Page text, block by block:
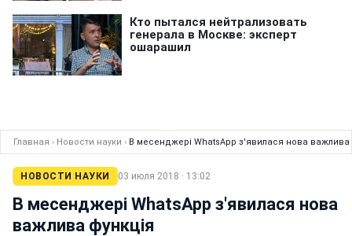
Главная › Новости науки › В месенджері WhatsApp з'явилася нова важлива
НОВОСТИ НАУКИ 03 июля 2018 · 13:02
В месенджері WhatsApp з'явилася нова
важлива функція